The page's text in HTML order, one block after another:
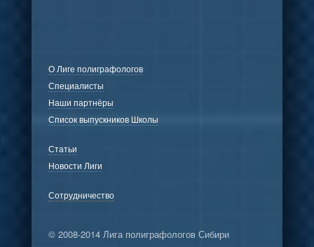
О Лиге полиграфологов
Специалисты
Наши партнёры
Список выпускников Школы
Статьи
Новости Лиги
Сотрудничество
© 2008-2014 Лига полиграфологов Сибири